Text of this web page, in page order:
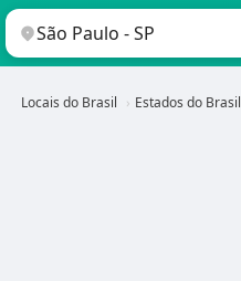
Locais do Brasil Estados do Brasil